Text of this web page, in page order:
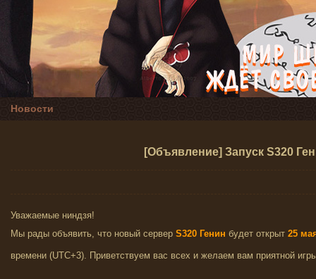
Новости
[Объявление] Запуск S320
Уважаемые ниндзя!
Мы рады объявить, что новый сервер S320 Генин будет открыт 25
времени (UTC+3). Приветствуем вас всех и желаем вам приятной